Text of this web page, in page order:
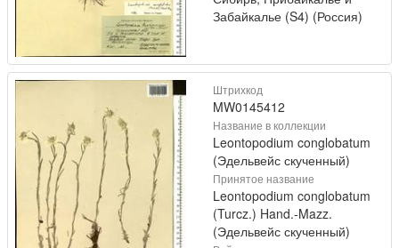
Забайкалье (S4) (Россия)
Штрихкод
MW0145412
Название в коллекции
Leontopodium conglobatum
(Эдельвейс скученный)
Принятое название
Leontopodium conglobatum
(Turcz.) Hand.-Mazz.
(Эдельвейс скученный)